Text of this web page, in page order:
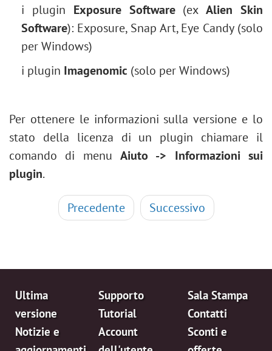
i plugin Exposure Software(exAlien Skin
Software): Exposure, Snap Art, Eye Candy (solo
per Windows)
i plugin Imagenomic (solo per Windows)
Per ottenere le informazioni sulla versione e lo
stato della licenza di un plugin chiamare il
comando di menu Aiuto -> Informazioni sui
plugin.
Precedente Successivo
Ultima
versione
Notizie e
Supporto
Tutorial
Account
Sala Stampa
Contatti
Sconti e